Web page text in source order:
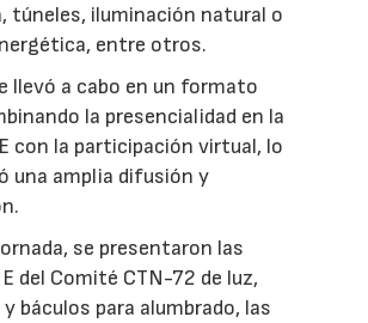
túneles, iluminación natural o
entre otros.
llevó a cabo en un formato
la presencialidad en la
con la participación virtual, lo
una amplia difusión y
se presentaron las
del Comité CTN-72 de luz,
báculos para alumbrado, las